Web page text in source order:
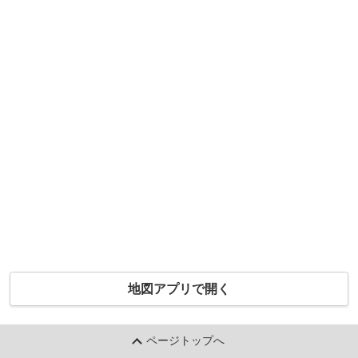
地図アプリで開く
ページトップへ